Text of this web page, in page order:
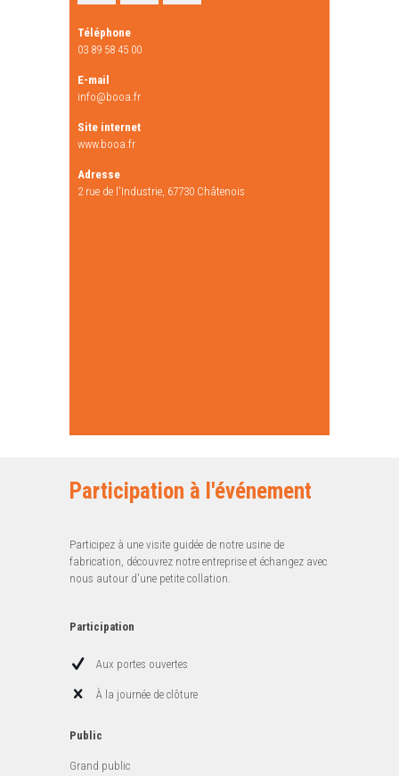
Téléphone
03 89 58 45 00
E-mail
info@booa.fr
Site internet
www.booa.fr
Adresse
2 rue de l'Industrie, 67730 Châtenois
Participation à l'événement
Participez à une visite guidée de notre usine de
fabrication, découvrez notre entreprise et échangez avec
nous autour d'une petite collation.
Participation
Aux portes ouvertes
À la journée de clôture
Public
Grand public